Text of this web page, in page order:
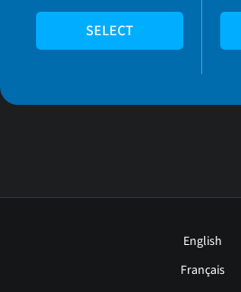
SELECT
English
Français